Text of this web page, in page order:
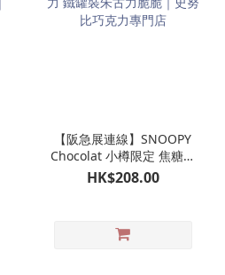
【阪急展連線】SNOOPY
Chocolat 小樽限定 焦糖巧
克力 鐵罐裝朱古力脆脆｜
史努比巧克力專門店
HK$208.00